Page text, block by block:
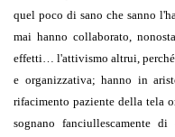
quel poco di sano che sanno
mai hanno collaborato,
effetti… l'attivismo altrui,
e organizzativa; hanno in
rifacimento paziente della tela
sognano fanciullescamente